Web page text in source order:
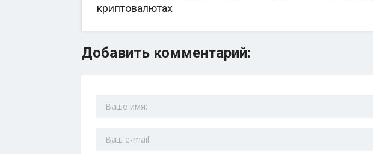
криптовалютах
Добавить комментарий: